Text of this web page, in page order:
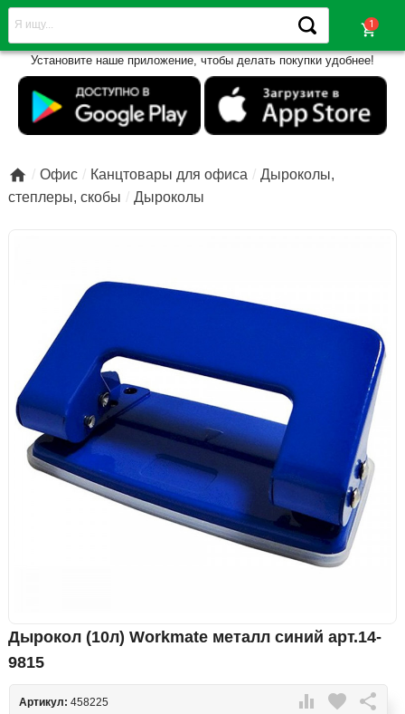
shopping_cart
Установите наше приложение, чтобы делать покупки удобнее!
 Офис Канцтовары для офиса
Дыроколы,
степлеры, скобы
Дыроколы
Дырокол (10л) Workmate металл синий арт.14-
9815
 favorite 
Артикул: 458225